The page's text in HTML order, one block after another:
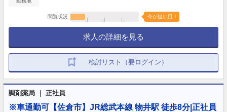
閲覧状況 今が狙い目！
求人の詳細を見る
検討リスト（要ログイン）
調剤薬局 ｜ 正社員
※車通勤可【佐倉市】JR総武本線 物井駅 徒歩8分|正社員